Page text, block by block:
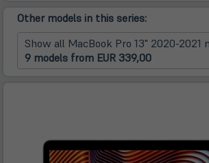
Other models in this series:
Show all MacBook Pro 13" 2020-2021
9 models from EUR 339,00